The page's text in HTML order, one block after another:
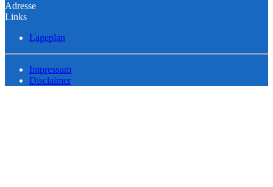
Adresse
Links
Lageplan
Impressum
Disclaimer